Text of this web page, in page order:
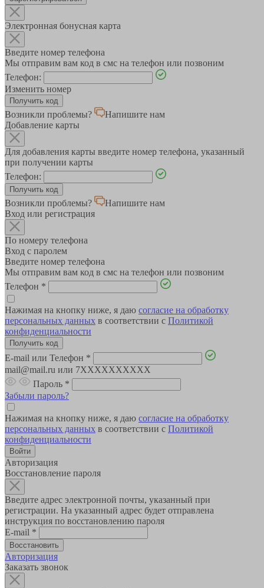
Электронная бонусная карта
Введите номер телефона
Мы отправим вам код в смс на телефон или позвоним
Телефон:
Изменить номер
Возникли проблемы?
Напишите нам
Добавление карты
Для добавления карты введите номер телефона, указанный
при получении карты
Телефон:
Возникли проблемы?
Напишите нам
Вход или регистрация
По номеру телефона
Вход с паролем
Введите номер телефона
Мы отправим вам код в смс на телефон или позвоним
Телефон *
Нажимая на кнопку ниже, я даю согласие на обработку
персональных данных в соответствии с Политикой
конфиденциальности
E-mail или Телефон *
mail@mail.ru или 7XXXXXXXXXX
Пароль *
Забыли пароль?
Нажимая на кнопку ниже, я даю согласие на обработку
персональных данных в соответствии с Политикой
конфиденциальности
Авторизация
Восстановление пароля
Введите адрес электронной почты, указанный при
регистрации. На указанный адрес будет отправлена
инструкция по восстановлению пароля
E-mail *
Авторизация
Заказать звонок